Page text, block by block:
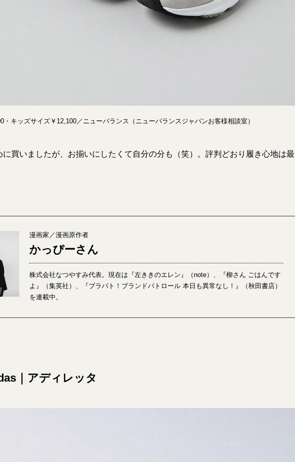
・キッズサイズ￥12,100／ニューバランス（ニューバランスジャパンお客様相談室）
に買いましたが、お揃いにしたくて自分の分も（笑）。評判どおり履き心地は最
漫画家／漫画原作者
かっぴーさん
株式会社なつやすみ代表。現在は『左ききのエレン』（note）、『柳さん ごはんです
よ』（集英社）、『ブラパト！ブランドパトロール 本日も異常なし！』（秋田書店）
を連載中。
｜アディレッタ